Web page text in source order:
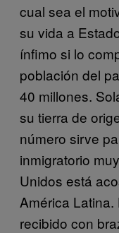
cual sea el
su vida a
ínfimo si lo
población del
40 millones.
su tierra de
número sirve
inmigratorio
Unidos está
América
recibido con